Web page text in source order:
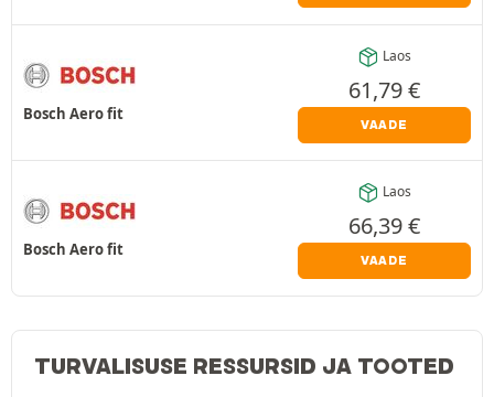
Bosch Aero fit
Laos
61,79€
VAADE
Bosch Aero fit
Laos
66,39€
VAADE
TURVALISUSE RESSURSID JA TOOTED